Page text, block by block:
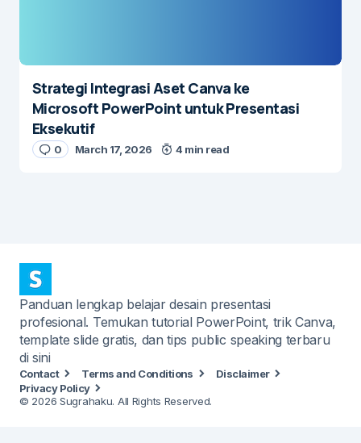
Strategi Integrasi Aset Canva ke
Microsoft PowerPoint untuk Presentasi
Eksekutif
0 March 17, 2026 4 min read
Panduan lengkap belajar desain presentasi
profesional. Temukan tutorial PowerPoint, trik Canva,
template slide gratis, dan tips public speaking terbaru
di sini
Contact Terms and Conditions
Disclaimer
Privacy Policy
© 2026 Sugrahaku. All Rights Reserved.